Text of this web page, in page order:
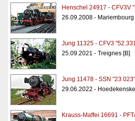
Henschel 24917 - CFV3V
26.09.2008 - Mariembourg
Jung 11325 - CFV3
25.09.2021 - Treignes [B]
Jung 11478 - SSN "23 023"
29.06.2022 -
Krauss-Maffei 16691 -